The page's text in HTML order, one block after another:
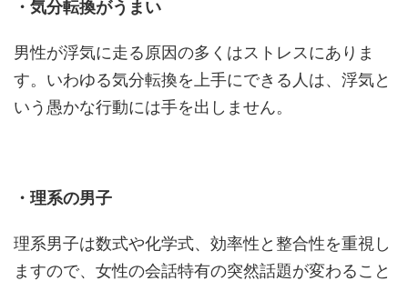
・気分転換がうまい
男性が浮気に走る原因の多くはストレスにありま
す。いわゆる気分転換を上手にできる人は、浮気と
いう愚かな行動には手を出しません。
・理系の男子
理系男子は数式や化学式、効率性と整合性を重視し
ますので、女性の会話特有の突然話題が変わること